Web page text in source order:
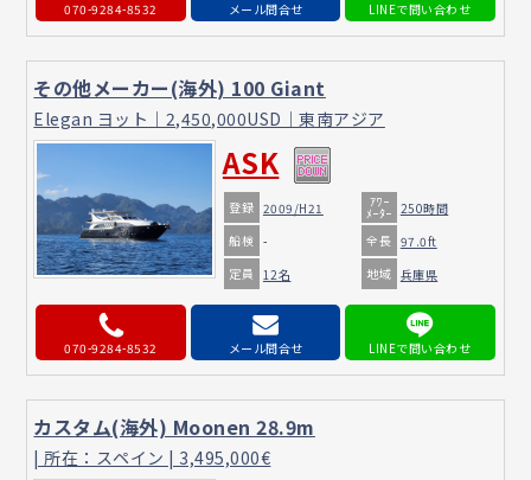
070-9284-8532 メール問合せ
その他メーカー(海外) 100 Giant
Elegan ヨット｜2,450,000USD｜東南アジア
ASK
登録 2009/H21 ｱﾜｰ
ﾒｰﾀｰ 250時間
船検 - 全長 97.0ft
定員 12名 地域 兵庫県
070-9284-8532 メール問合せ
カスタム(海外) Moonen 28.9m
| 所在：スペイン | 3,495,000€